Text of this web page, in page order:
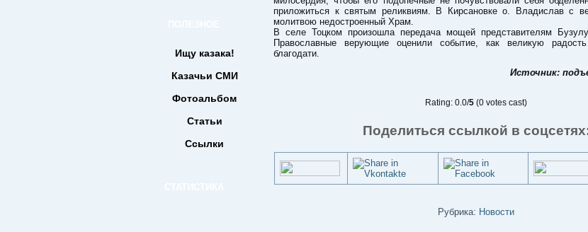
Ищу казака!
Казачьи СМИ
Фотоальбом
Статьи
Ссылки
приложиться к святым реликвиям. В Кирсановке о. Владислав с
молитвою недостроенный Храм.
В селе Тоцком произошла передача мощей представителям
Православные верующие оценили событие, как великую
благодати.
Источник:
Rating: 0.0/5 (0 votes cast)
Поделиться ссылкой в
Рубрика: Новости